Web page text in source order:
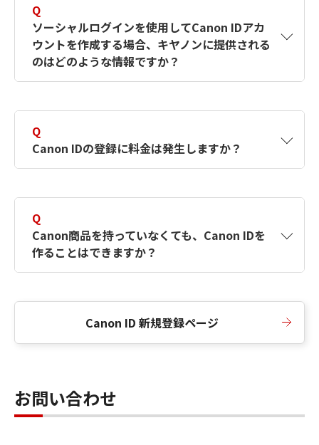
す。詳しい作成方法は【カメラ】Canon IDとは
何ですか？Canon IDの作成方法は？をご確認く
ださい。
Q
ソーシャルログインを使用してCanon IDアカ
ウントを作成する場合、キヤノンに提供される
のはどのような情報ですか？
択したサービスから取得します。アカウントを
簡単に作成できるように、この情報を使用して
Canon IDの登録フォームを入力します。
Q
Canon IDの登録に料金は発生しますか？
Q
Canon商品を持っていなくても、Canon IDを
作ることはできますか？
Canon ID 新規登録ページ
お問い合わせ